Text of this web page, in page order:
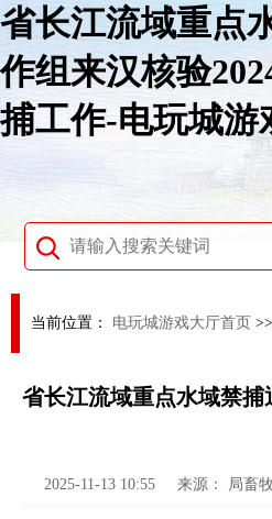
省长江流域重点
作组来汉核验
捕工作-电玩城游
当前位置： 电玩城游戏大厅首页 >>
省长江流域重点水域禁
2025-11-13 10:55 来源： 局畜